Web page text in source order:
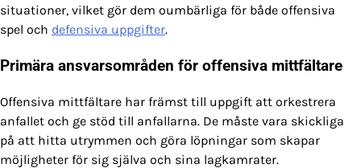
situationer, vilket gör dem oumbärliga för både offensiva
spel och defensiva uppgifter.
Primära ansvarsområden för offensiva mittfältare
Offensiva mittfältare har främst till uppgift att orkestrera
anfallet och ge stöd till anfallarna. De måste vara skickliga
på att hitta utrymmen och göra löpningar som skapar
möjligheter för sig själva och sina lagkamrater.